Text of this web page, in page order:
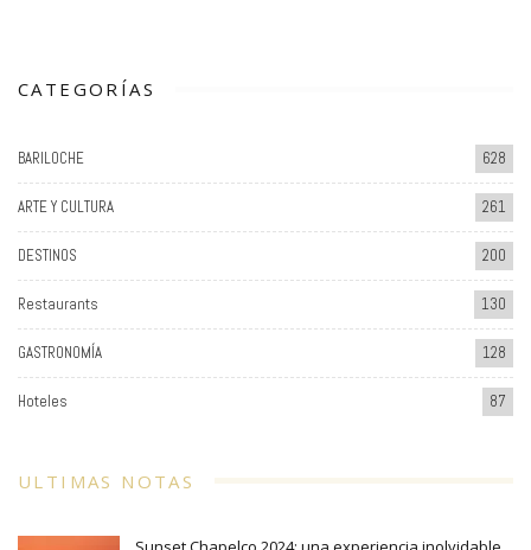
CATEGORÍAS
BARILOCHE 628
ARTE Y CULTURA 261
DESTINOS 200
Restaurants 130
GASTRONOMÍA 128
Hoteles 87
ULTIMAS NOTAS